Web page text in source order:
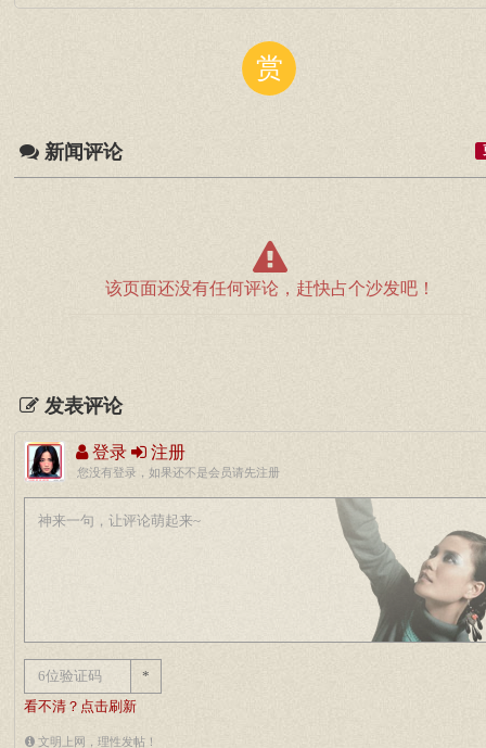
赏
新闻评论
该页面还没有任何评论，赶快占个沙发吧！
发表评论
登录 注册
您没有登录，如果还不是会员请先注册
*
看不清？点击刷新
文明上网，理性发帖！